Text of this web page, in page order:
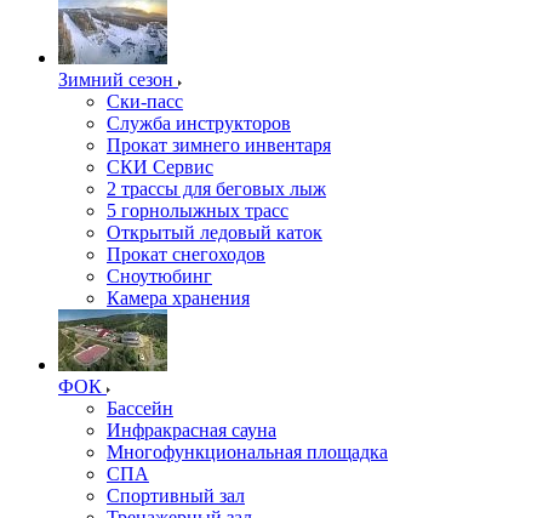
Зимний сезон
Ски-пасс
Служба инструкторов
Прокат зимнего инвентаря
СКИ Сервис
2 трассы для беговых лыж
5 горнолыжных трасс
Открытый ледовый каток
Прокат снегоходов
Сноутюбинг
Камера хранения
ФОК
Бассейн
Инфракрасная сауна
Многофункциональная площадка
СПА
Спортивный зал